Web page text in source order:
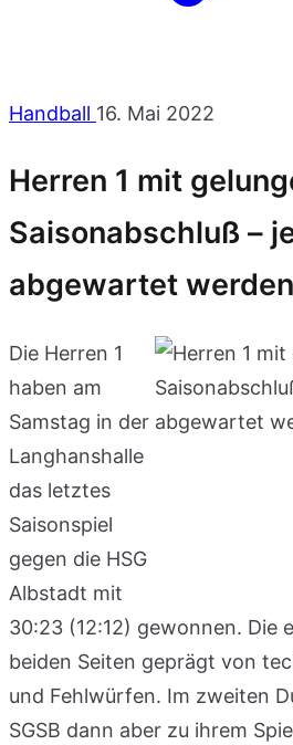
Handball 16. Mai 2022
Herren 1 mit
Saisonabschluß –
abgewartet werden
Die Herren 1
haben am
Samstag in der
Langhanshalle
das letztes
Saisonspiel
gegen die HSG
Albstadt mit
30:23 (12:12) gewonnen. Die
beiden Seiten geprägt von
und Fehlwürfen. Im zweiten
SGSB dann aber zu ihrem